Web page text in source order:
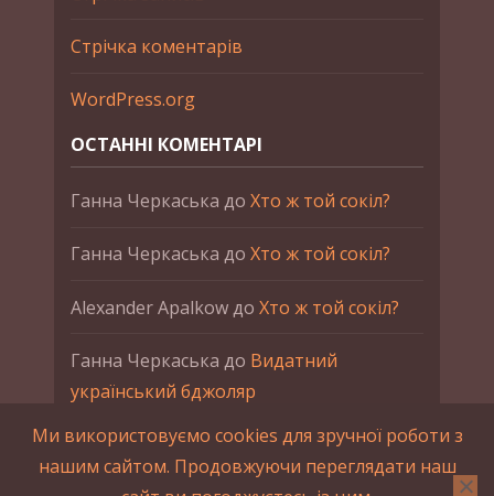
Стрічка коментарів
WordPress.org
ОСТАННІ КОМЕНТАРІ
Ганна Черкаська до Хто ж той сокіл?
Ганна Черкаська до Хто ж той сокіл?
Alexander Apalkowдо Хто ж той сокіл?
Ганна Черкаська до Видатний
український бджоляр
Ганна ЧеркаськадоПетро Франко
Ми використовуємо cookies для зручної роботи з
нашим сайтом. Продовжуючи переглядати наш